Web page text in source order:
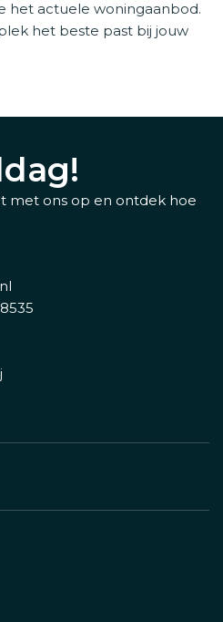
het actuele woningaanbod.
het beste past bij jouw
met ons op en ontdek hoe